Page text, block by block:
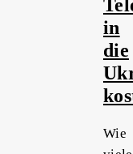
in
die
Wie